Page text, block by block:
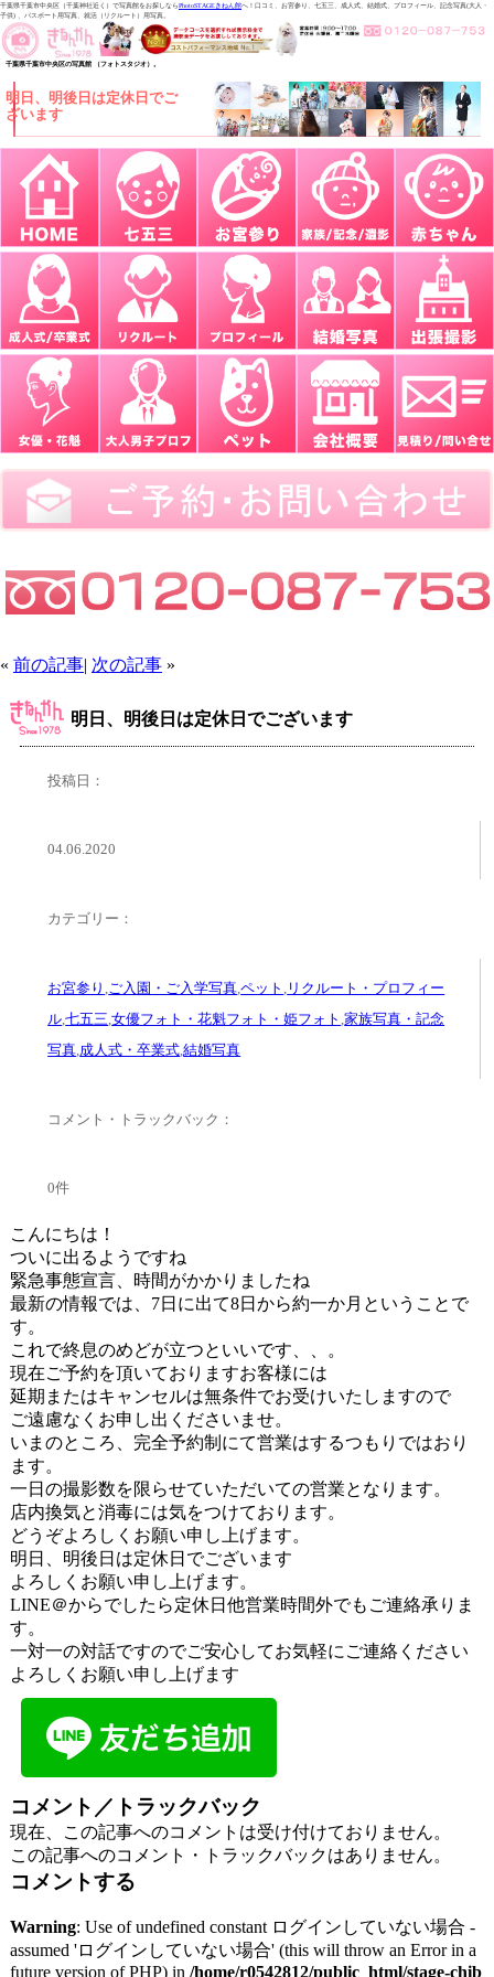
千葉県千葉市中央区（千葉神社近く）で写真館をお探しならPhotoSTAGEきねん館へ！口コミ、お宮参り、七五三、成人式、結婚式、プロフィール、記念写真(大人・
子供) 、パスポート用写真、就活（リクルート）用写真。
千葉県千葉市中央区の写真館 （フォトスタジオ）。
明日、明後日は定休日でご
ざいます
« 前の記事| 次の記事 »
明日、明後日は定休日でございます
投稿日：
04.06.2020
カテゴリー：
お宮参り ,ご入園・ご入学写真,ペット , リクルート・プロフィー
ル,七五三,女優フォト・花魁フォト・姫フォト ,家族写真・記念
写真,成人式・卒業式,結婚写真
コメント・トラックバック：
0件
こんにちは！
ついに出るようですね
緊急事態宣言、時間がかかりましたね
最新の情報では、7日に出て8日から約一か月ということで
す。
これで終息のめどが立つといいです、、。
現在ご予約を頂いておりますお客様には
延期またはキャンセルは無条件でお受けいたしますので
ご遠慮なくお申し出くださいませ。
いまのところ、完全予約制にて営業はするつもりではおり
ます。
一日の撮影数を限らせていただいての営業となります。
店内換気と消毒には気をつけております。
どうぞよろしくお願い申し上げます。
明日、明後日は定休日でございます
よろしくお願い申し上げます。
LINE＠からでしたら定休日他営業時間外でもご連絡承りま
す。
一対一の対話ですのでご安心してお気軽にご連絡ください
よろしくお願い申し上げます
コメント／トラックバック
現在、この記事へのコメントは受け付けておりません。
この記事へのコメント・トラックバックはありません。
コメントする
Warning: Use of undefined constant ログインしていない場合 -
assumed 'ログインしていない場合' (this will throw an Error in a
future version of PHP) in /home/r0542812/public_html/stage-chib